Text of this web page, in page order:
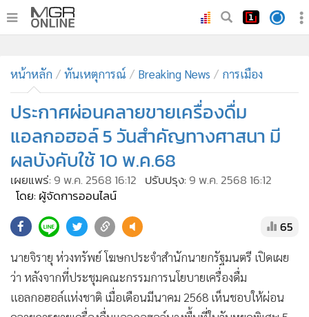
• ทันเหตุการณ์
• ภาคใต้
• ภูมิภาค
• Online Section
• บันเทิง
• ผู้จัดการรายวัน
คอลัมนิสต์
• ละคร
• Cyber BIZ
Good health & Well-being
หน้าหลัก ทันเหตุการณ์ Breaking News
ประกาศผ่อนคลายขายเครื่องดื่ม
แอลกอฮอล์ 5 วันสำคัญทางศาสนา มี
ผลบังคับใช้ 10 พ.ค.68
เผยแพร่:9 พ.ค. 2568 16:12ปรับปรุง:9 พ.ค. 2568 16:12
โดย: ผู้จัดการออนไลน์
65